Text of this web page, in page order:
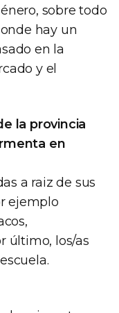
sobre todo
hay un
en la
y el
la provincia
en
a raiz de sus
ejemplo
último, los/as